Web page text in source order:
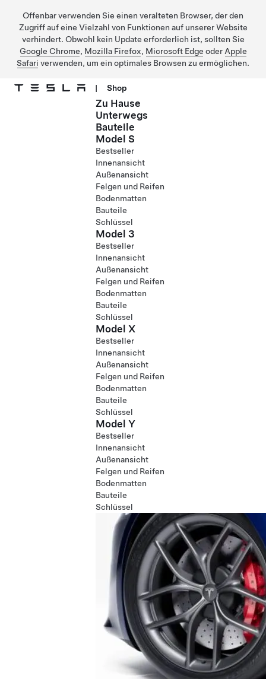
Offenbar verwenden Sie einen veralteten Browser, der den
Zugriff auf eine Vielzahl von Funktionen auf unserer Website
verhindert. Obwohl kein Update erforderlich ist, sollten Sie
Google Chrome, Mozilla Firefox, Microsoft Edge oder Apple
Safari verwenden, um ein optimales Browsen zu ermöglichen.
| Shop
Zu Hause
Unterwegs
Bauteile
Model S
Bestseller
Innenansicht
Außenansicht
Felgen und Reifen
Bodenmatten
Bauteile
Schlüssel
Model 3
Bestseller
Innenansicht
Außenansicht
Felgen und Reifen
Bodenmatten
Bauteile
Schlüssel
Model X
Bestseller
Innenansicht
Außenansicht
Felgen und Reifen
Bodenmatten
Bauteile
Schlüssel
Model Y
Bestseller
Innenansicht
Außenansicht
Felgen und Reifen
Bodenmatten
Bauteile
Schlüssel